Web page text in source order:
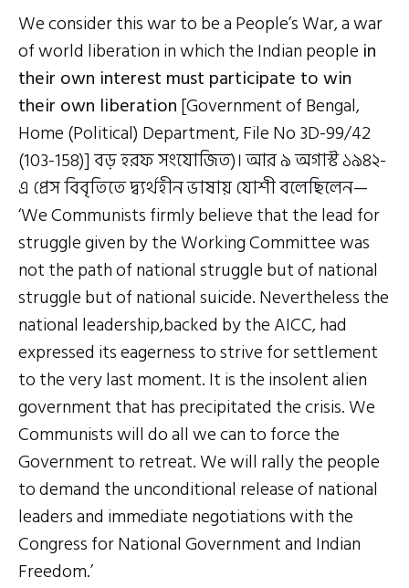
We consider this war to be a People’s War, a war
of world liberation in which the Indian people in
their own interest must participate to win
their own liberation[Government of Bengal,
Home (Political) Department, File No 3D-99/42
(103-158)] বড় হরফ সংযোজিত)। আর ৯ অগাস্ট ১৯৪২-
এ প্রেস বিবৃতিতে দ্ব্যর্থহীন ভাষায় যোশী বলেছিলেন—
‘We Communists firmly believe that the lead for
struggle given by the Working Committee was
not the path of national struggle but of national
struggle but of national suicide. Nevertheless the
national leadership,backed by the AICC, had
expressed its eagerness to strive for settlement
to the very last moment. It is the insolent alien
government that has precipitated the crisis. We
Communists will do all we can to force the
Government to retreat. We will rally the people
to demand the unconditional release of national
leaders and immediate negotiations with the
Congress for National Government and Indian
Freedom.’